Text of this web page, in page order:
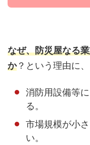
なぜ、防災屋なる
か？という理由に
消防用設備等
る。
市場規模が小
い。